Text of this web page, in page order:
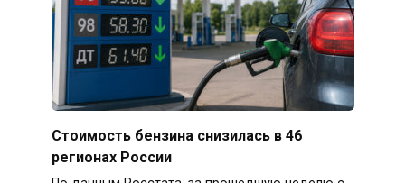
Стоимость бензина снизилась в 46
регионах России